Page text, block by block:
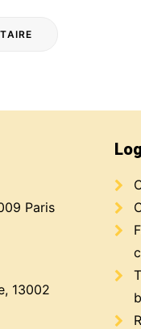
Paris
13002